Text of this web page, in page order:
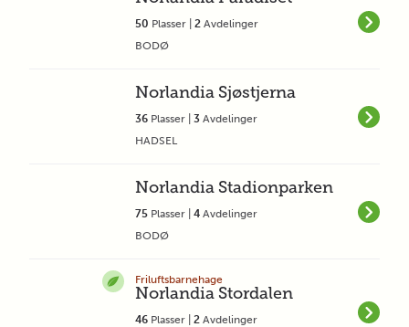
50 Plasser | 2 Avdelinger
BODØ
Norlandia Sjøstjerna
36 Plasser | 3 Avdelinger
HADSEL
Norlandia Stadionparken
75 Plasser | 4 Avdelinger
BODØ
Friluftsbarnehage
Norlandia Stordalen
46 Plasser | 2 Avdelinger